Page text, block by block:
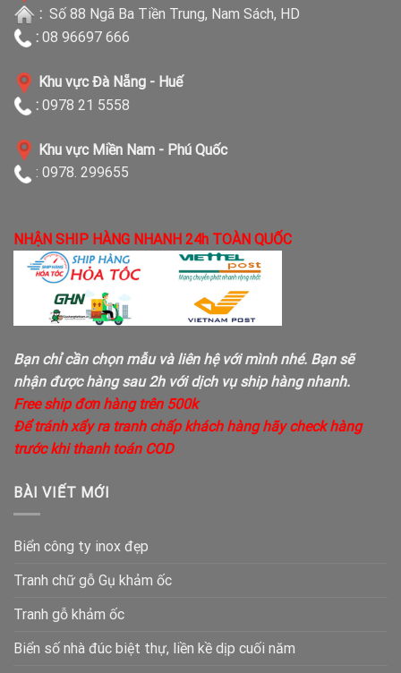
: Số 88 Ngã Ba Tiền Trung, Nam Sách, HD
: 08 96697 666
Khu vực Đà Nẵng - Huế
: 0978 21 5558
Khu vực Miền Nam - Phú Quốc
: 0978. 299655
NHẬN SHIP HÀNG NHANH 24h TOÀN QUỐC
Bạn chỉ cần chọn mẫu và liên hệ với mình nhé. Bạn sẽ
nhận được hàng sau 2h với dịch vụ ship hàng nhanh.
Free ship đơn hàng trên 500k
Để tránh xẩy ra tranh chấp khách hàng hãy check hàng
trước khi thanh toán COD
BÀI VIẾT MỚI
Biển công ty inox đẹp
Tranh chữ gỗ Gụ khảm ốc
Tranh gỗ khảm ốc
Biển số nhà đúc biệt thự, liền kề dịp cuối năm